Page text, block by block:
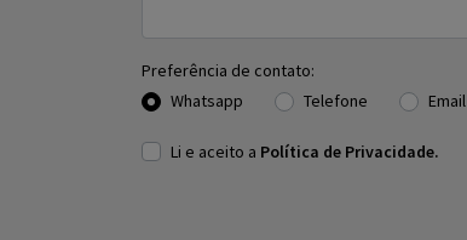
Preferência de contato:
Whatsapp
Telefone Email
Li e aceito a Política de Privacidade.